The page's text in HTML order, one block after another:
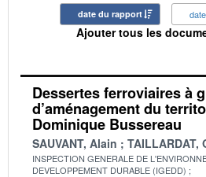
date du rapport
Ajouter tous les
Dessertes ferroviaires à
d’aménagement du
Dominique Bussereau
SAUVANT, Alain TAILLARDAT,
INSPECTION GENERALE DE
DEVELOPPEMENT DURABLE (IGEDD)